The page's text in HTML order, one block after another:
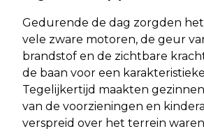
Gedurende de dag zorgden
vele zware motoren, de geur
brandstof en de zichtbare
de baan voor een
Tegelijkertijd maakten
van de voorzieningen en
verspreid over het terrein